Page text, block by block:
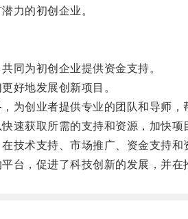
力的初创企业。
为初创企业提供资金支持。
好地发展创新项目。
创业者提供专业的团队和导师，
获取所需的支持和资源，加快项
术支持、市场推广、资金支持和
，促进了科技创新的发展，并在